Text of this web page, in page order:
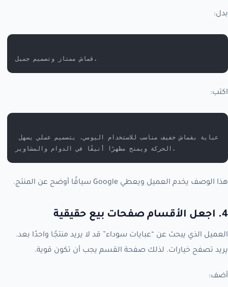
بدل:
قماش ممتاز وتصميم جميل.
اكتب:
الحركة ويمنح مظهرًا أنيقًا في الدوام والمشاوير.
هذا الوصف يخدم العميل ويعطي Google سياقًا أوضح عن المنتج.
4. اجعل الأقسام صفحات بيع حقيقية
العميل الذي يبحث عن “عبايات سوداء” قد لا يريد منتجًا واحدًا بعد.
يريد تصفح خيارات. لذلك صفحة القسم يجب أن تكون قوية.
أضف: